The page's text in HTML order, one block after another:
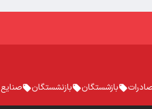
بازشستگان بازنشستگان صنایع